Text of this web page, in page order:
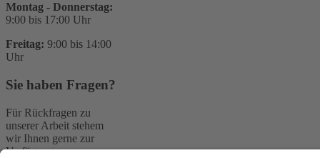
Montag - Donnerstag:
9:00 bis 17:00 Uhr
Freitag: 9:00 bis 14:00
Uhr
Sie haben Fragen?
Für Rückfragen zu
unserer Arbeit stehem
wir Ihnen gerne zur
Verfügung.